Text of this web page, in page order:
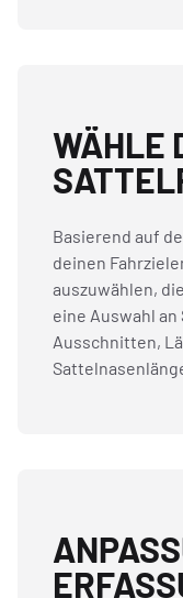
WÄHLE
Basierend auf
deinen
auszuwählen,
eine Auswahl
Ausschnitten,